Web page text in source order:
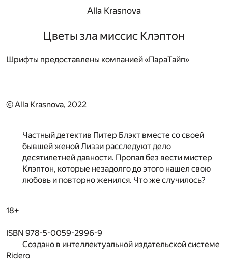
Alla Krasnova
Цветы зла миссис Клэптон
Шрифты предоставлены компанией «ПараТайп»
© Alla Krasnova, 2022
Частный детектив Питер Блэкт вместе со своей
бывшей женой Лиззи расследуют дело
десятилетней давности. Пропал без вести мистер
Клэптон, которые незадолго до этого нашел свою
любовь и повторно женился. Что же случилось?
18+
ISBN 978-5-0059-2996-9
Создано в интеллектуальной издательской системе
Ridero